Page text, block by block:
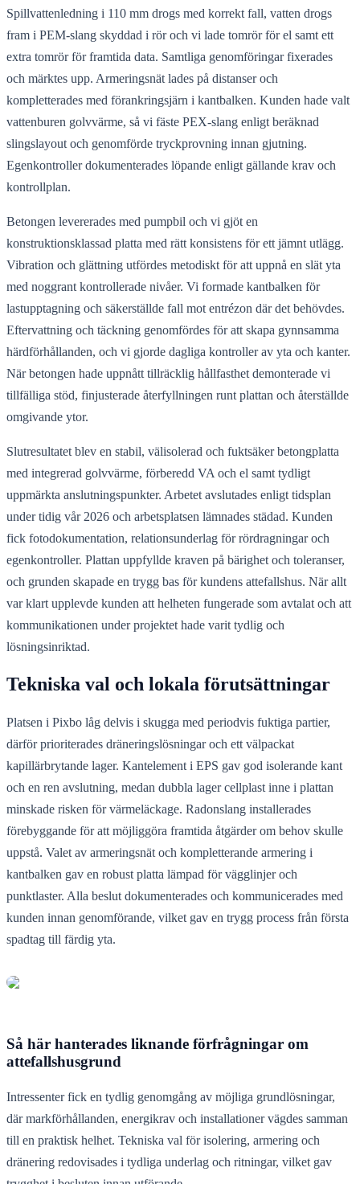
Spillvattenledning i 110 mm drogs med korrekt fall, vatten drogs
fram i PEM-slang skyddad i rör och vi lade tomrör för el samt ett
extra tomrör för framtida data. Samtliga genomföringar fixerades
och märktes upp. Armeringsnät lades på distanser och
kompletterades med förankringsjärn i kantbalken. Kunden hade valt
vattenburen golvvärme, så vi fäste PEX-slang enligt beräknad
slingslayout och genomförde tryckprovning innan gjutning.
Egenkontroller dokumenterades löpande enligt gällande krav och
kontrollplan.
Betongen levererades med pumpbil och vi gjöt en
konstruktionsklassad platta med rätt konsistens för ett jämnt utlägg.
Vibration och glättning utfördes metodiskt för att uppnå en slät yta
med noggrant kontrollerade nivåer. Vi formade kantbalken för
lastupptagning och säkerställde fall mot entrézon där det behövdes.
Eftervattning och täckning genomfördes för att skapa gynnsamma
härdförhållanden, och vi gjorde dagliga kontroller av yta och kanter.
När betongen hade uppnått tillräcklig hållfasthet demonterade vi
tillfälliga stöd, finjusterade återfyllningen runt plattan och återställde
omgivande ytor.
Slutresultatet blev en stabil, välisolerad och fuktsäker betongplatta
med integrerad golvvärme, förberedd VA och el samt tydligt
uppmärkta anslutningspunkter. Arbetet avslutades enligt tidsplan
under tidig vår 2026 och arbetsplatsen lämnades städad. Kunden
fick fotodokumentation, relationsunderlag för rördragningar och
egenkontroller. Plattan uppfyllde kraven på bärighet och toleranser,
och grunden skapade en trygg bas för kundens attefallshus. När allt
var klart upplevde kunden att helheten fungerade som avtalat och att
kommunikationen under projektet hade varit tydlig och
lösningsinriktad.
Tekniska val och lokala förutsättningar
Platsen i Pixbo låg delvis i skugga med periodvis fuktiga partier,
därför prioriterades dräneringslösningar och ett välpackat
kapillärbrytande lager. Kantelement i EPS gav god isolerande kant
och en ren avslutning, medan dubbla lager cellplast inne i plattan
minskade risken för värmeläckage. Radonslang installerades
förebyggande för att möjliggöra framtida åtgärder om behov skulle
uppstå. Valet av armeringsnät och kompletterande armering i
kantbalken gav en robust platta lämpad för vägglinjer och
punktlaster. Alla beslut dokumenterades och kommunicerades med
kunden innan genomförande, vilket gav en trygg process från första
spadtag till färdig yta.
Så här hanterades liknande förfrågningar om
attefallshusgrund
Intressenter fick en tydlig genomgång av möjliga grundlösningar,
där markförhållanden, energikrav och installationer vägdes samman
till en praktisk helhet. Tekniska val för isolering, armering och
dränering redovisades i tydliga underlag och ritningar, vilket gav